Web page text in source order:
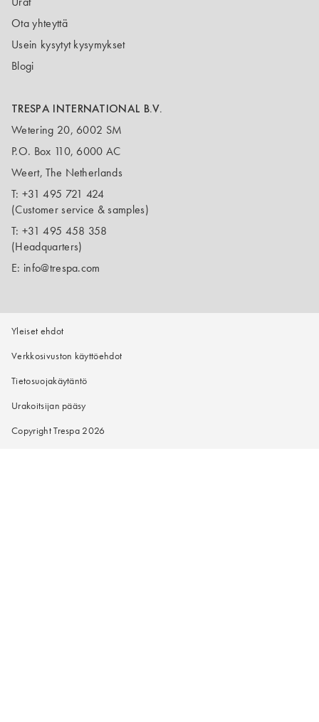
Ota yhteyttä
Usein kysytyt kysymykset
Blogi
TRESPA INTERNATIONAL B.V.
Wetering 20, 6002 SM
P.O. Box 110, 6000 AC
Weert, The Netherlands
T: +31 495 721 424
(Customer service & samples)
T: +31 495 458 358
(Headquarters)
E: info@trespa.com
Yleiset ehdot
Verkkosivuston käyttöehdot
Tietosuojakäytäntö
Urakoitsijan pääsy
Copyright Trespa 2026